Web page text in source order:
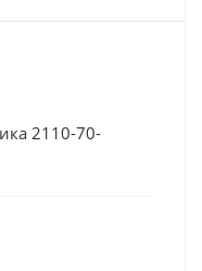
2110-70-